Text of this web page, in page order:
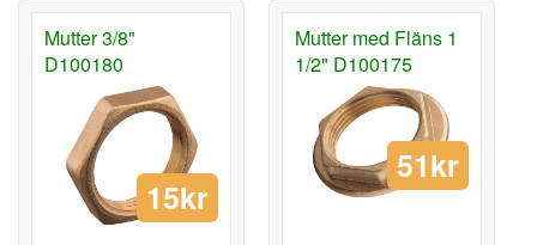
Mutter 3/8"
D100180
15kr
Mutter med Fläns 1
1/2" D100175
51kr